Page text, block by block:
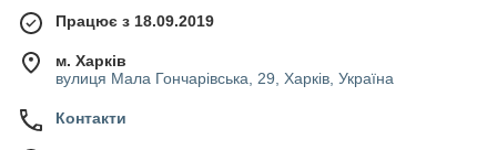
Працює з 18.09.2019
м. Харків
вулиця Мала Гончарівська, 29, Харків, Україна
Контакти